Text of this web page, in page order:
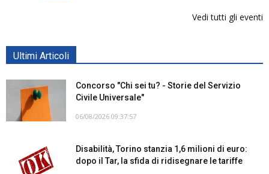
Vedi tutti gli eventi
Ultimi Articoli
Concorso "Chi sei tu? - Storie del Servizio
Civile Universale"
06/08/2026 09:37:57
Disabilità, Torino stanzia 1,6 milioni di euro:
dopo il Tar, la sfida di ridisegnare le tariffe